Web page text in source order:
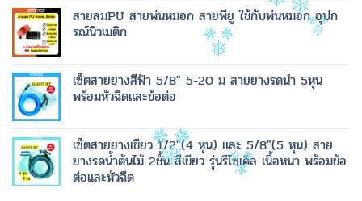
สายลมPU สายพ่นหมอก สายพียู ใช้กับพ่นหมอก อุปก
รณ์นิวเมติก
เซ็ตสายยางสีฟ้า 5/8" 5-20 ม สายยางรดน้ำ 5หุน
พร้อมหัวฉีดและข้อต่อ
เซ็ตสายยางเขียว 1/2"(4 หุน) และ 5/8"(5 หุน) สาย
ยางรดน้ำต้นไม้ 2ชั้น สีเขียว รุ่นรีไซเคิล เนื้อหนา พร้อมข้อ
ต่อและหัวฉีด